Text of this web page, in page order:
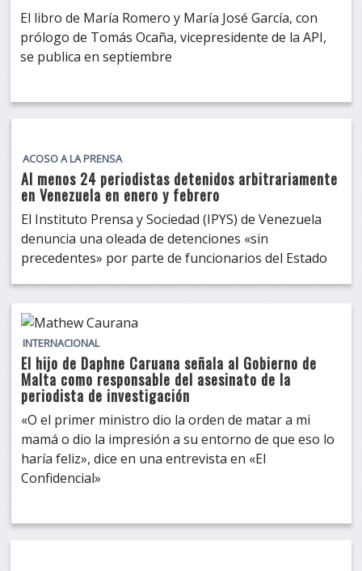
El libro de María Romero y María José García, con
prólogo de Tomás Ocaña, vicepresidente de la API,
se publica en septiembre
ACOSO A LA PRENSA
Al menos 24 periodistas detenidos arbitrariamente
en Venezuela en enero y febrero
El Instituto Prensa y Sociedad (IPYS) de Venezuela
denuncia una oleada de detenciones «sin
precedentes» por parte de funcionarios del Estado
INTERNACIONAL
El hijo de Daphne Caruana señala al Gobierno de
Malta como responsable del asesinato de la
periodista de investigación
«O el primer ministro dio la orden de matar a mi
mamá o dio la impresión a su entorno de que eso lo
haría feliz», dice en una entrevista en «El
Confidencial»